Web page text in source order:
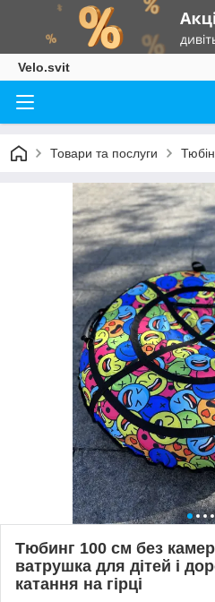
Velo.svit
Товари та послуги
Тюбинг 100 см без
ватрушка для дітей і
катання на гірці